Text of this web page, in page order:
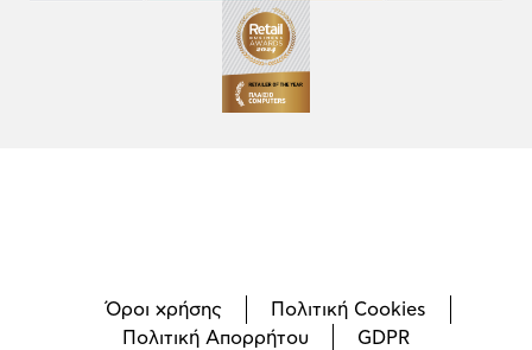
Όροι χρήσης
Πολιτική Cookies
Πολιτική Απορρήτου
GDPR